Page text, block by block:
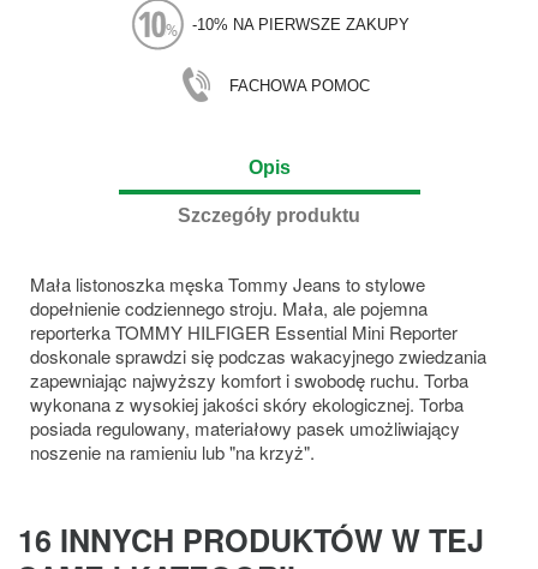
-10% NA PIERWSZE ZAKUPY
FACHOWA POMOC
Opis
Szczegóły produktu
Mała listonoszka męska Tommy Jeans to stylowe
dopełnienie codziennego stroju. Mała, ale pojemna
reporterka TOMMY HILFIGER Essential Mini Reporter
doskonale sprawdzi się podczas wakacyjnego zwiedzania
zapewniając najwyższy komfort i swobodę ruchu. Torba
wykonana z wysokiej jakości skóry ekologicznej. Torba
posiada regulowany, materiałowy pasek umożliwiający
noszenie na ramieniu lub "na krzyż".
16 INNYCH PRODUKTÓW W TEJ